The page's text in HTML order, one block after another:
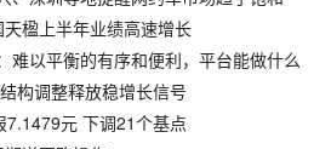
楹上半年业绩高速增长
难以平衡的有序和便利，平台能做什么
构调整释放稳增长信号
元 下调21个基点